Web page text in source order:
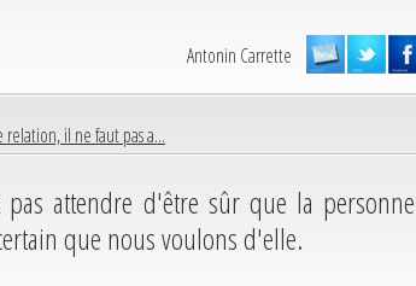
Antonin Carrette
relation, il ne faut pas a...
attendre d'être sûr que la personne
que nous voulons d'elle.